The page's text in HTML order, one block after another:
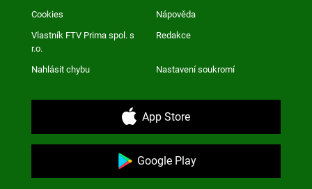
Cookies Nápověda
Vlastník FTV Prima spol. s
r.o.
Redakce
Nahlásit chybu Nastavení soukromí
App Store
Google Play